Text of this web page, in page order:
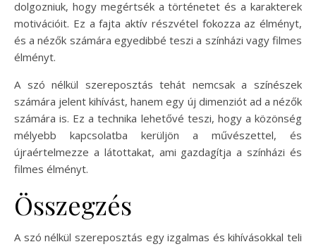
dolgozniuk, hogy megértsék a történetet és a karakterek
motivációit. Ez a fajta aktív részvétel fokozza az élményt,
és a nézők számára egyedibbé teszi a színházi vagy filmes
élményt.
A szó nélkül szereposztás tehát nemcsak a színészek
számára jelent kihívást, hanem egy új dimenziót ad a nézők
számára is. Ez a technika lehetővé teszi, hogy a közönség
mélyebb kapcsolatba kerüljön a művészettel, és
újraértelmezze a látottakat, ami gazdagítja a színházi és
filmes élményt.
Összegzés
A szó nélkül szereposztás egy izgalmas és kihívásokkal teli